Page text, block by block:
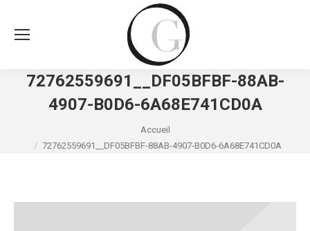
72762559691__DF05BFBF-88AB-
4907-B0D6-6A68E741CD0A
Accueil
72762559691__DF05BFBF-88AB-4907-B0D6-6A68E741CD0A